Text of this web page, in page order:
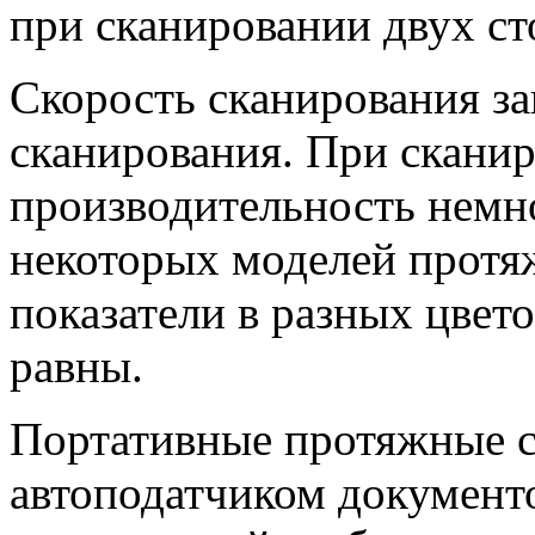
при сканировании двух
Скорость сканирования
сканирования. При
производительность
некоторых моделей
показатели в разных
равны.
Портативные протяжные
автоподатчиком